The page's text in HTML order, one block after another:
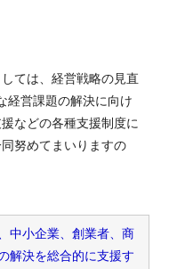
ては、経営戦略の見直
経営課題の解決に向け
などの各種支援制度に
努めてまいりますの
中小企業、創業者、商
解決を総合的に支援す